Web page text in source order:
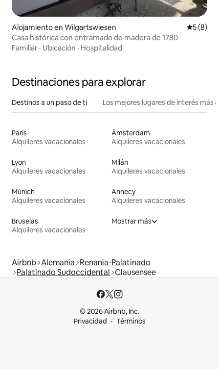
Alojamiento en Wilgartswiesen
5 (8)
Casa histórica con entramado de madera de 1780
Familiar · Ubicación · Hospitalidad
Destinaciones para explorar
Destinos a un paso de ti Los mejores lugares de interés más
París
Alquileres vacacionales
Ámsterdam
Alquileres vacacionales
Lyon
Alquileres vacacionales
Milán
Alquileres vacacionales
Múnich
Alquileres vacacionales
Annecy
Alquileres vacacionales
Bruselas
Alquileres vacacionales
Mostrar más
Airbnb Alemania Renania-Palatinado
Palatinado Sudoccidental Clausensee
© 2026 Airbnb, Inc.
Privacidad
Términos